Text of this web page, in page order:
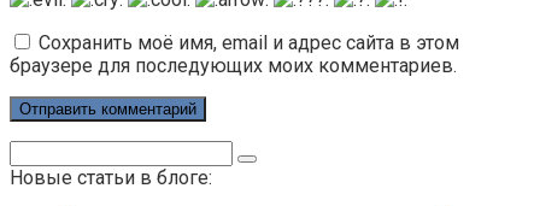
Сохранить моё имя, email и адрес сайта в этом
браузере для последующих моих комментариев.
Новые статьи в блоге: